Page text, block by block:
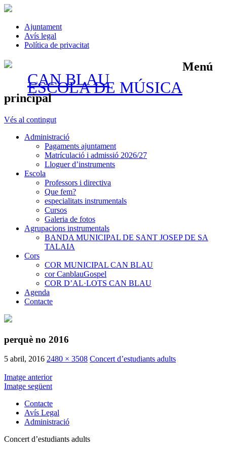
Ajuntament
Avís legal
Política de privacitat
CAN BLAU
ESCOLA DE MÚSICA
Menú
principal
Vés al contingut
Administració
Pagaments ajuntament
Matrículació i admissió 2026/27
Lloguer d’instruments
Escola
Professors i directiva
Que fem?
especialitats instrumentals
Cursos
Galeria de fotos
Agrupacions instrumentals
BANDA MUNICIPAL DE SANT JOSEP DE SA
TALAIA
Cors
COR MUNICIPAL CAN BLAU
cor CanblauGospel
COR D’AL·LOTS CAN BLAU
Agenda
Contacte
perquè no 2016
5 abril, 2016 2480 × 3508 Concert d’estudiants adults
Imatge anterior
Imatge següent
Contacte
Avís Legal
Administració
Concert d’estudiants adults